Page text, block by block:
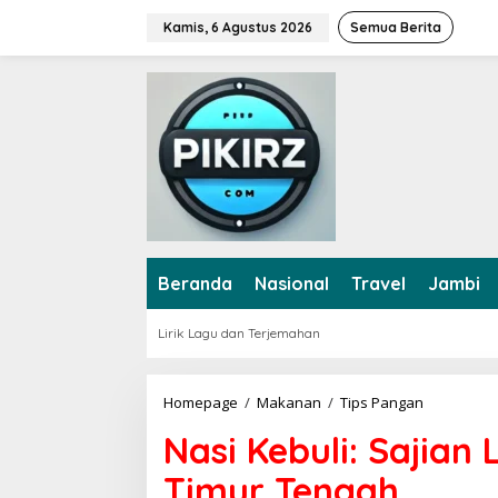
w
Kamis, 6 Agustus 2026 Semua Berita
Beranda Nasional Travel Jambi
Lirik Lagu dan Terjemahan
Homepage / Makanan / Tips Pangan
s
i
Nasi Kebuli: Sajian